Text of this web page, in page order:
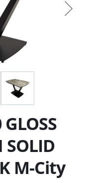
SOLID
М-City